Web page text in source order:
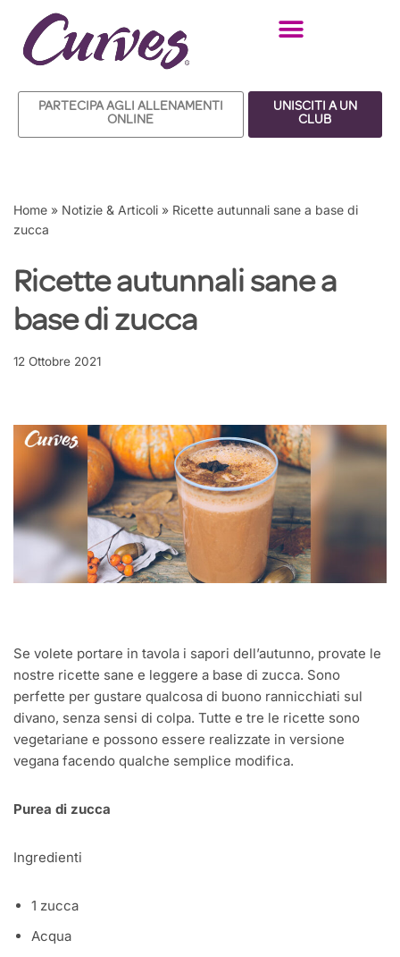
Vai
contenuto
PARTECIPA AGLI ALLENAMENTI
ONLINE
UNISCITI A UN
CLUB
Home » Notizie & Articoli » Ricette autunnali sane a base di
zucca
Ricette autunnali sane a
base di zucca
12 Ottobre 2021
Se volete portare in tavola i sapori dell’autunno, provate le
nostre ricette sane e leggere a base di zucca. Sono
perfette per gustare qualcosa di buono rannicchiati sul
divano, senza sensi di colpa. Tutte e tre le ricette sono
vegetariane e possono essere realizzate in versione
vegana facendo qualche semplice modifica.
Purea di zucca
Ingredienti
1 zucca
Acqua